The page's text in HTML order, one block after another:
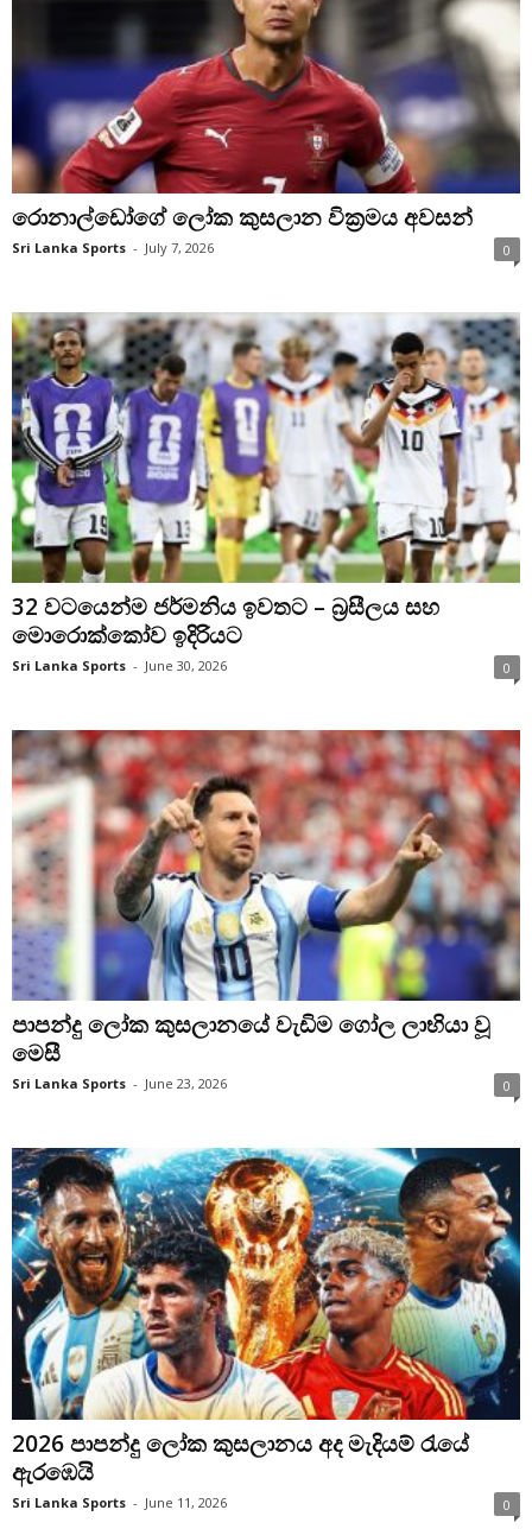
රොනාල්ඩෝගේ ලෝක කුසලාන වික්‍රමය අවසන්
Sri Lanka Sports - July 7, 2026 0
32 වටයෙන්ම ජර්මනිය ඉවතට – බ්‍රසීලය සහ
මොරොක්කෝව ඉදිරියට
Sri Lanka Sports - June 30, 2026 0
පාපන්දු ලෝක කුසලානයේ වැඩිම ගෝල ලාභියා වූ
මෙසී
Sri Lanka Sports - June 23, 2026 0
2026 පාපන්දු ලෝක කුසලානය අද මැදියම් රැයේ
ඇරඹෙයි
Sri Lanka Sports - June 11, 2026 0